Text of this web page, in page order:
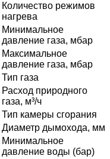
Количество режимов
нагрева
Минимальное
давление газа, мбар
Максимальное
давление газа, мбар
Тип газа
Расход природного
газа, м³/ч
Тип камеры сгорания
Диаметр дымохода, мм
Минимальное
давление воды (бар)